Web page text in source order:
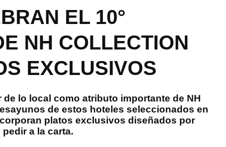
EL 10°
NH COLLECTION
EXCLUSIVOS
lo local como atributo importante de NH
de estos hoteles seleccionados en
platos exclusivos diseñados por
a la carta.